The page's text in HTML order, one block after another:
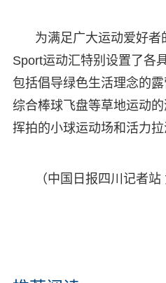
为满足广大运动爱好
Sport运动汇特别设置了各
包括倡导绿色生活理念的露
综合棒球飞盘等草地运动
挥拍的小球运动场和活力拉
（中国日报四川记者站